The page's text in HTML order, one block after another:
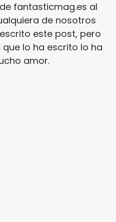
fantasticmag.es al
de nosotros
este post, pero
que lo ha escrito lo ha
amor.